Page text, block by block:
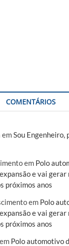
COMENTÁRIOS
emSou Engenheiro,
em Polo
e vai gerar
próximos anos
em Polo
e vai gerar
próximos anos
em Polo automotivo